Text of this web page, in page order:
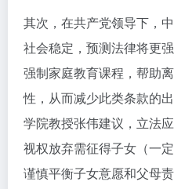
其次，在共产党领导下，
社会稳定，预测法律将更
强制家庭教育课程，帮助
性，从而减少此类条款的
学院教授张伟建议，立法
视权放弃需征得子女（一
谨慎平衡子女意愿和父母责